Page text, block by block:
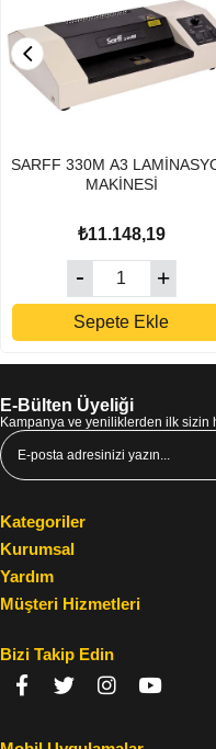
SARFF 330M A3
MAKİNESİ
₺11.148,19
Sepete Ekle
E-Bülten Üyeliği
Kampanya ve yeniliklerden ilk sizin
Kategoriler
Kurumsal
Yardım
Müşteri Hizmetleri
Bizi Takip Edin